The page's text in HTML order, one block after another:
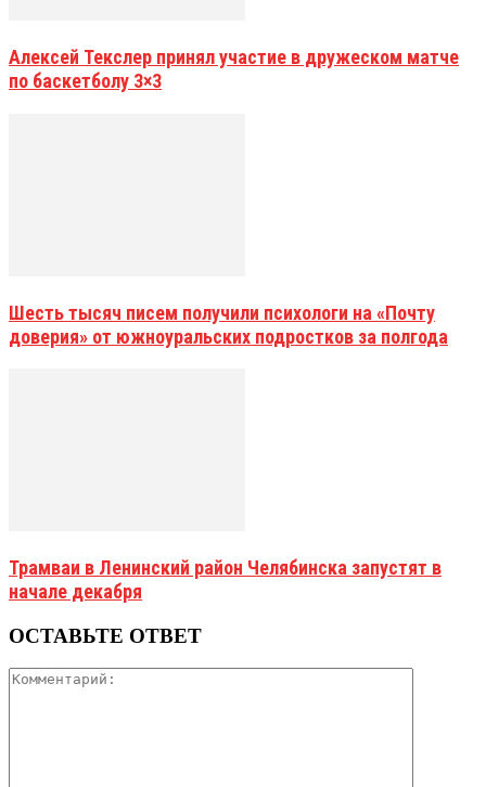
Алексей Текслер принял участие в дружеском матче
по баскетболу 3×3
Шесть тысяч писем получили психологи на «Почту
доверия» от южноуральских подростков за полгода
Трамваи в Ленинский район Челябинска запустят в
начале декабря
ОСТАВЬТЕ ОТВЕТ